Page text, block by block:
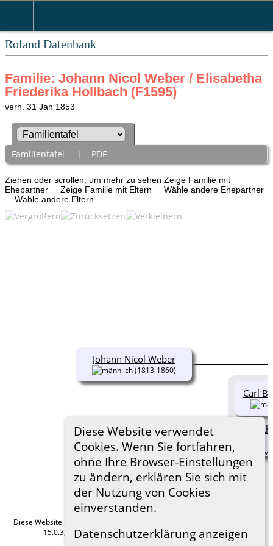
Roland Datenbank
Diese Website verwendet
Cookies. Wenn Sie fortfahren,
ohne Ihre Browser-Einstellungen
zu ändern, erklären Sie sich mit
der Nutzung von Cookies
einverstanden.
Datenschutzerklärung anzeigen
Familie: Johann Nicol Weber / Elisabetha
Friederika Hollbach (F1595)
verh. 31 Jan 1853
Familientafel | PDF
Ziehen oder scrollen, um mehr zu sehen Zeige Familie mit
Ehepartner
Zeige Familie mit Eltern
Wähle andere Ehepartner
Wähle andere Eltern
Johann Nicol Weber
(1813-1860)
Carl
Diese Website läuft mit
15.0.3, programmiert von Darrin Lythgoe © 2001-2026.